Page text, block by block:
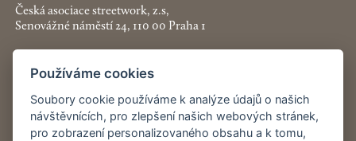
Česká asociace streetwork, z.s,
Senovážné náměstí 24, 110 00 Praha 1
+420 774 913 777
asociace@streetwork.cz
Nastavení cookies
Používáme cookies
Soubory cookie používáme k analýze údajů o našich
návštěvnících, pro zlepšení našich webových stránek,
pro zobrazení personalizovaného obsahu a k tomu,